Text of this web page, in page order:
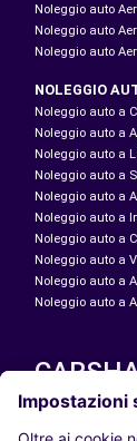
Noleggio auto
Noleggio auto
Noleggio auto
NOLEGGIO
Noleggio auto a
Noleggio auto a
Noleggio auto a
Noleggio auto a
Noleggio auto a
Noleggio auto a
Noleggio auto a
Noleggio auto a
Noleggio auto a
Noleggio auto a
LE NOSTRE
Paris